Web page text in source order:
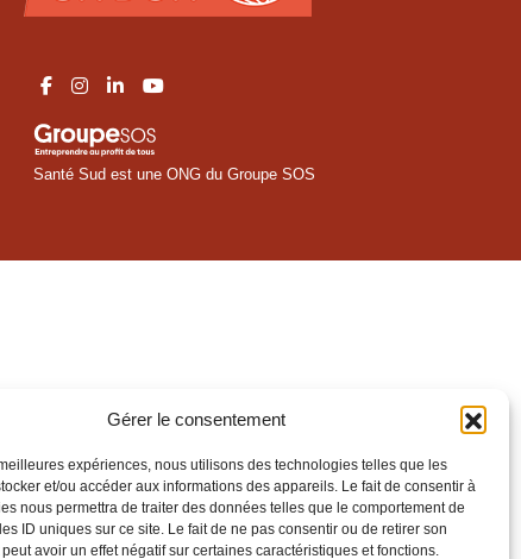
Gérer le consentement
expériences, nous utilisons des technologies telles que les
et/ou accéder aux informations des appareils. Le fait de consentir à
nous permettra de traiter des données telles que le comportement de
ID uniques sur ce site. Le fait de ne pas consentir ou de retirer son
avoir un effet négatif sur certaines caractéristiques et fonctions.
Santé Sud est une ONG du Groupe SOS